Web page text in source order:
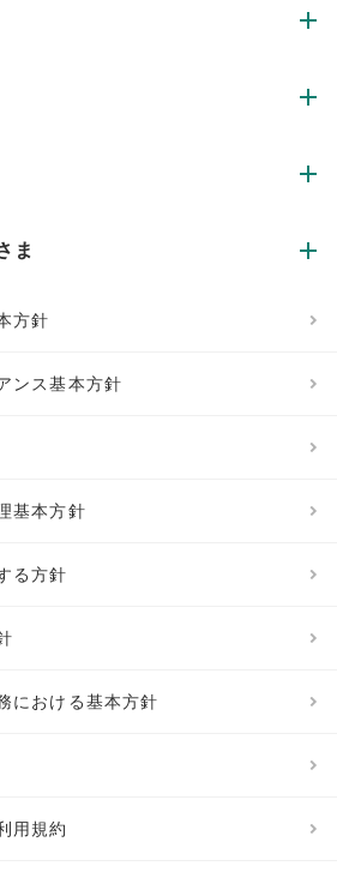
ま
方針
ンス基本方針
基本方針
る方針
における基本方針
用規約